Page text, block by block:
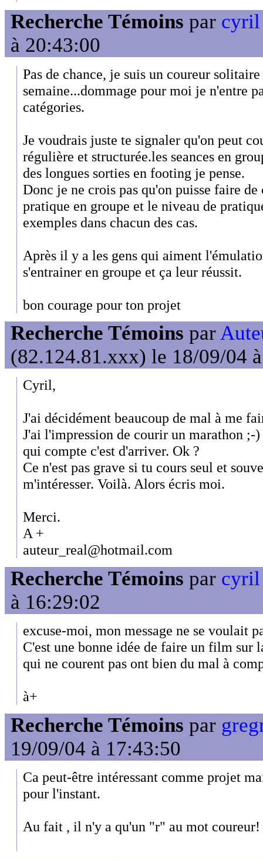
Recherche Témoins par
à 20:43:00
Pas de chance, je suis un coureur
semaine...dommage pour moi je n'entre
catégories.
Je voudrais juste te signaler qu'on peut
régulière et structurée.les seances en
des longues sorties en footing je pense.
Donc je ne crois pas qu'on puisse faire
pratique en groupe et le niveau de
exemples dans chacun des cas.
Après il y a les gens qui aiment
s'entrainer en groupe et ça leur réussit.
bon courage pour ton projet
Recherche Témoins par
(82.124.81.xxx) le 18/09/04
Cyril,
J'ai décidément beaucoup de mal à me
J'ai l'impression de courir un marathon ;-
qui compte c'est d'arriver. Ok ?
Ce n'est pas grave si tu cours seul et
m'intéresser. Voilà. Alors écris moi.
Merci.
A +
auteur_real@hotmail.com
Recherche Témoins par
à 16:29:02
excuse-moi, mon message ne se voulait
C'est une bonne idée de faire un film sur
qui ne courent pas ont bien du mal à
à+
Recherche Témoins par
19/09/04 à 17:43:50
Ca peut-être intéressant comme projet
pour l'instant.
Au fait , il n'y a qu'un "r" au mot